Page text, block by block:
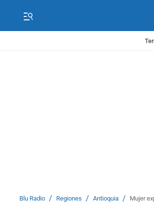
Blu Radio / Regiones / Antioquia / Mujer